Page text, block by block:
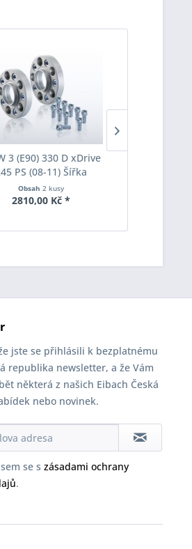
3 (E90) 330 D xDrive
PS (08-11) Šířka
Eibach Pro-Spacer
7-20-010 System7
Obsah2 kusy
2810,00 Kč *
jste se přihlásili k bezplatnému
republika newsletter, a že Vám
některá z našich Eibach Česká
nebo novinek.
se s zásadami ochrany
.